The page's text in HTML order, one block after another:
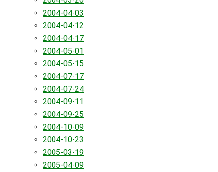
2004-04-03
2004-04-12
2004-04-17
2004-05-01
2004-05-15
2004-07-17
2004-07-24
2004-09-11
2004-09-25
2004-10-09
2004-10-23
2005-03-19
2005-04-09